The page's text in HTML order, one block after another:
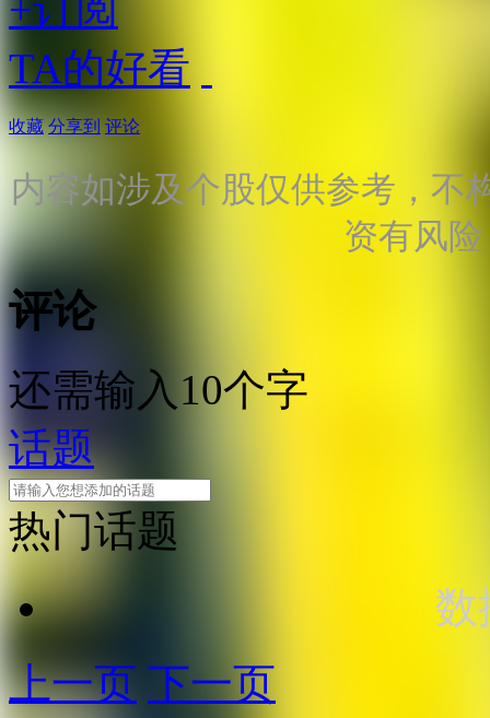
TA的好看
收藏 分享到 评论
内容如涉及个股仅供参考，不
资有风
评论
还需输入10个字
话题
热门话题
数
上一页 下一页